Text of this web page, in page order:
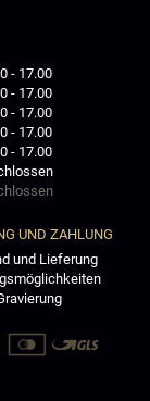
- 17.00
- 17.00
- 17.00
- 17.00
- 17.00
UND ZAHLUNG
und Lieferung